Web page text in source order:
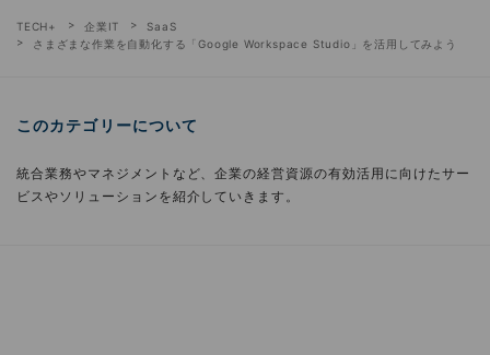
TECH+ 企業IT
SaaS
さまざまな作業を自動化する「Google Workspace Studio」を活用してみよう
このカテゴリーについて
統合業務やマネジメントなど、企業の経営資源の有効活用に向けたサー
ビスやソリューションを紹介していきます。